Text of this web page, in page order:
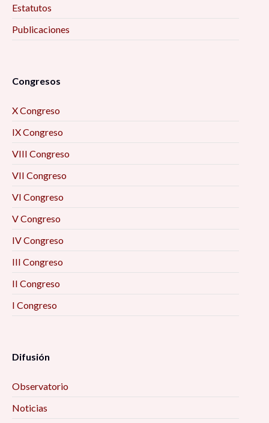
Estatutos
Publicaciones
Congresos
X Congreso
IX Congreso
VIII Congreso
VII Congreso
VI Congreso
V Congreso
IV Congreso
III Congreso
II Congreso
I Congreso
Difusión
Observatorio
Noticias